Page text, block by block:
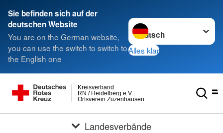
Sie befinden sich auf der
deutschen Website
You are on the German website,
you can use the switch to switch to
the English one
Sprache wechseln zu
Alles klar
Ortsverein Zuzenhausen
RN / Heidelberg e.V.
Kreisverband
Landesverbände